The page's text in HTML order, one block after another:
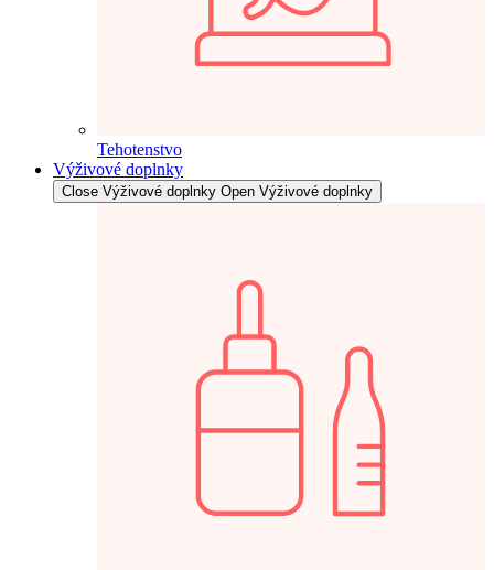
Tehotenstvo
Výživové doplnky
Close Výživové doplnky Open Výživové doplnky